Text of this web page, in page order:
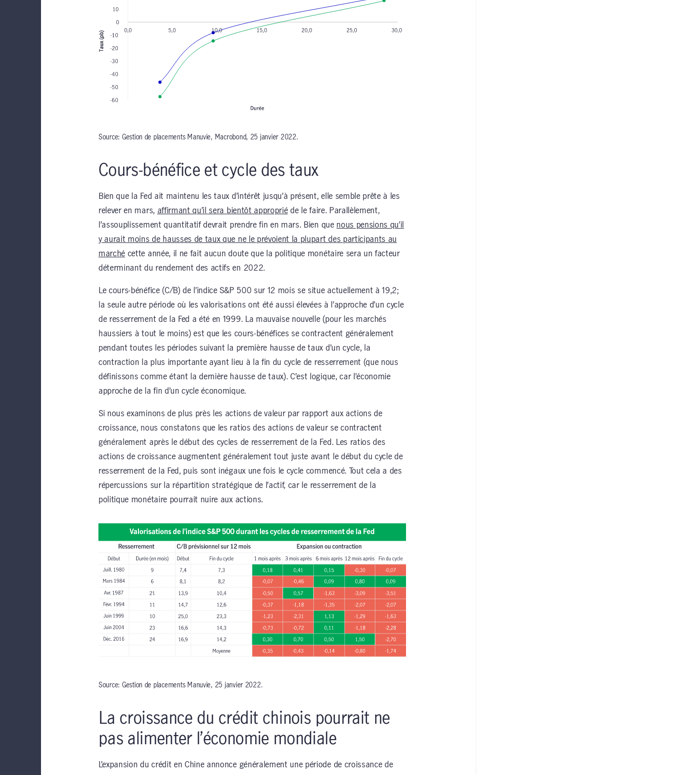
Source: Gestion de placements Manuvie, Macrobond, 25 janvier 2022.
Cours-bénéfice et cycle des taux
Bien que la Fed ait maintenu les taux d’intérêt jusqu’à présent, elle semble prête à les
relever en mars, affirmant qu’il sera bientôt appropriéde le faire. Parallèlement,
l’assouplissement quantitatif devrait prendre fin en mars. Bien que nous pensions qu’il
y aurait moins de hausses de taux que ne le prévoient la plupart des participants au
marché cette année, il ne fait aucun doute que la politique monétaire sera un facteur
déterminant du rendement des actifs en 2022.
Le cours-bénéfice (C/B) de l’indice S&P 500 sur 12 mois se situe actuellement à 19,2;
la seule autre période où les valorisations ont été aussi élevées à l’approche d’un cycle
de resserrement de la Fed a été en 1999. La mauvaise nouvelle (pour les marchés
haussiers à tout le moins) est que les cours-bénéfices se contractent généralement
pendant toutes les périodes suivant la première hausse de taux d’un cycle, la
contraction la plus importante ayant lieu à la fin du cycle de resserrement (que nous
définissons comme étant la dernière hausse de taux). C’est logique, car l’économie
approche de la fin d’un cycle économique.
Si nous examinons de plus près les actions de valeur par rapport aux actions de
croissance, nous constatons que les ratios des actions de valeur se contractent
généralement après le début des cycles de resserrement de la Fed. Les ratios des
actions de croissance augmentent généralement tout juste avant le début du cycle de
resserrement de la Fed, puis sont inégaux une fois le cycle commencé. Tout cela a des
répercussions sur la répartition stratégique de l’actif, car le resserrement de la
politique monétaire pourrait nuire aux actions.
Source: Gestion de placements Manuvie, 25 janvier 2022.
La croissance du crédit chinois pourrait ne
pas alimenter l’économie mondiale
L’expansion du crédit en Chine annonce généralement une période de croissance de